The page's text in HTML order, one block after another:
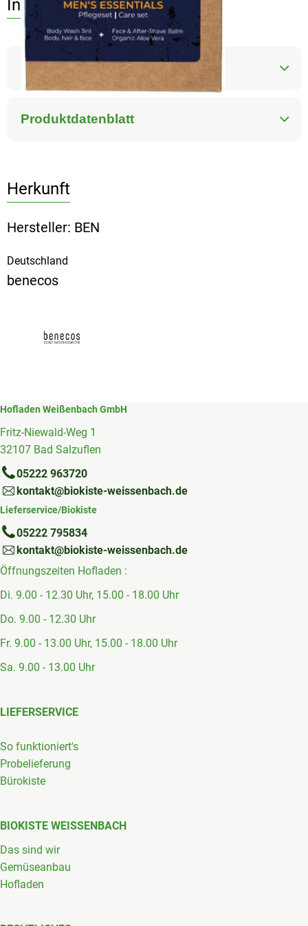
Info
Produktinformationen
Produktdatenblatt
Herkunft
Hersteller: BEN
Deutschland
benecos
Hofladen Weißenbach GmbH
Fritz-Niewald-Weg 1
32107 Bad Salzuflen
05222 963720
kontakt@biokiste-weissenbach.de
Lieferservice/Biokiste
05222 795834
kontakt@biokiste-weissenbach.de
Öffnungszeiten Hofladen :
Di. 9.00 - 12.30 Uhr, 15.00 - 18.00 Uhr
Do. 9.00 - 12.30 Uhr
Fr. 9.00 - 13.00 Uhr, 15.00 - 18.00 Uhr
Sa. 9.00 - 13.00 Uhr
LIEFERSERVICE
So funktioniert's
Probelieferung
Bürokiste
BIOKISTE WEISSENBACH
Das sind wir
Gemüseanbau
Hofladen